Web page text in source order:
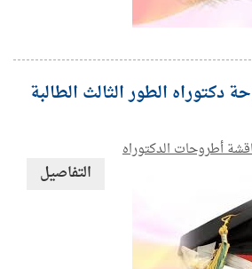
دكتوراه الطور الثالث الطالبة
أطروحات الدكتوراه
التفاصيل